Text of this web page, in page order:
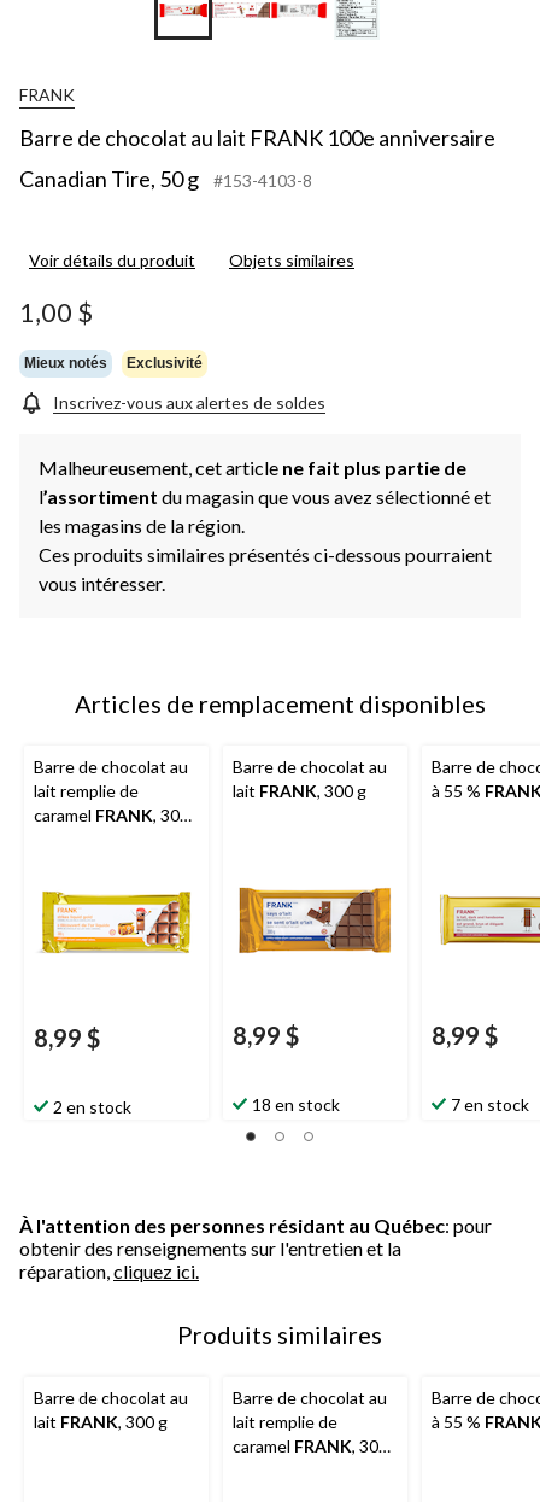
FRANK
Barre de chocolat au lait FRANK 100e anniversaire
Canadian Tire, 50 g
#153-4103-8
Voir détails du produit Objets similaires
1,00 $
Mieux notés Exclusivité
Inscrivez-vous aux alertes de soldes
Malheureusement, cet article ne fait plus partie de
l’assortiment du magasin que vous avez sélectionné et
les magasins de la région.
Ces produits similaires présentés ci-dessous pourraient
vous intéresser.
Articles de remplacement disponibles
Barre de chocolat au
lait remplie de
caramel FRANK, 300
8,99 $
2 en stock
Barre de chocolat au
lait FRANK, 300 g
8,99 $
18 en stock
Barre de
à 55 %
8,99 $
7 en stock
À l'attention des personnes résidant au Québec: pour
obtenir des renseignements sur l'entretien et la
réparation, cliquez ici.
Produits similaires
Barre de chocolat au
lait FRANK, 300 g
Barre de chocolat au
lait remplie de
caramel FRANK, 300
Barre de
à 55 %